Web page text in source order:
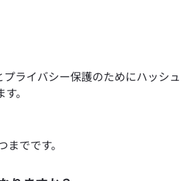
ライバシー保護のためにハッシュ
。
でです。